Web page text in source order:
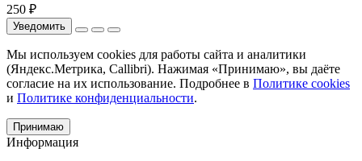
250 ₽
Уведомить
Мы используем cookies для работы сайта и аналитики
(Яндекс.Метрика, Callibri). Нажимая «Принимаю», вы даёте
согласие на их использование. Подробнее в Политике cookies
и Политике конфиденциальности.
Принимаю
Информация